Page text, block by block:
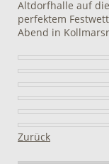
Altdorfhalle auf
perfektem
Abend in
Zurück